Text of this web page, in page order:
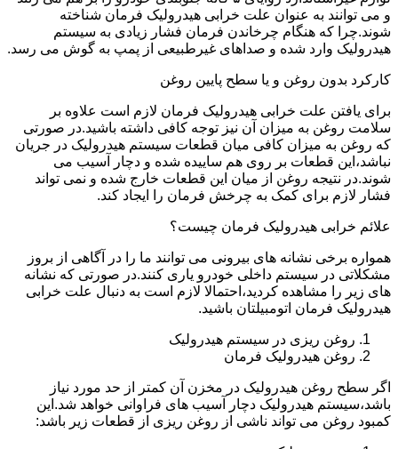
و می توانند به عنوان علت خرابی هیدرولیک فرمان شناخته
شوند.چرا که هنگام چرخاندن فرمان فشار زیادی به سیستم
هیدرولیک وارد شده و صداهای غیرطبیعی از پمپ به گوش می رسد.
کارکرد بدون روغن و یا سطح پایین روغن
برای یافتن علت خرابی هیدرولیک فرمان لازم است علاوه بر
سلامت روغن به میزان آن نیز توجه کافی داشته باشید.در صورتی
که روغن به میزان کافی میان قطعات سیستم هیدرولیک در جریان
نباشد،این قطعات بر روی هم ساییده شده و دچار آسیب می
شوند.در نتیجه روغن از میان این قطعات خارج شده و نمی تواند
فشار لازم برای کمک به چرخش فرمان را ایجاد کند.
علائم خرابی هیدرولیک فرمان چیست؟
همواره برخی نشانه های بیرونی می توانند ما را در آگاهی از بروز
مشکلاتی در سیستم داخلی خودرو یاری کنند.در صورتی که نشانه
های زیر را مشاهده کردید،احتمالا لازم است به دنبال علت خرابی
هیدرولیک فرمان اتومبیلتان باشید.
روغن ریزی در سیستم هیدرولیک
روغن هیدرولیک فرمان
اگر سطح روغن هیدرولیک در مخزن آن کمتر از حد مورد نیاز
باشد،سیستم هیدرولیک دچار آسیب های فراوانی خواهد شد.این
کمبود روغن می تواند ناشی از روغن ریزی از قطعات زیر باشد: